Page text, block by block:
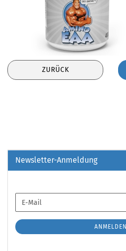
ZURÜCK
Newsletter-Anmeldung
ZUR
ANMELDUNG
E-
Mail
ANMELDEN